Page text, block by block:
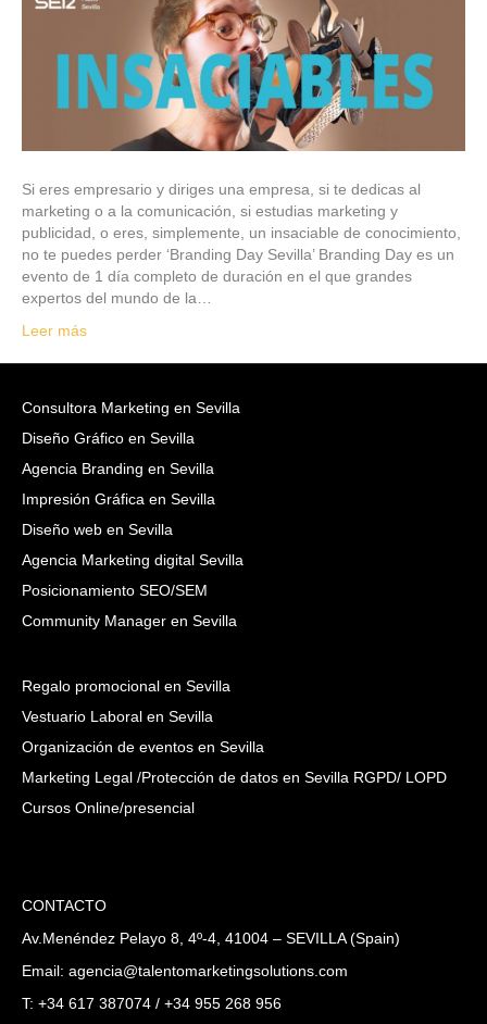
Si eres empresario y diriges una empresa, si te dedicas al
marketing o a la comunicación, si estudias marketing y
publicidad, o eres, simplemente, un insaciable de conocimiento,
no te puedes perder ‘Branding Day Sevilla’ Branding Day es un
evento de 1 día completo de duración en el que grandes
expertos del mundo de la…
Leer más
Consultora Marketing en Sevilla
Diseño Gráfico en Sevilla
Agencia Branding en Sevilla
Impresión Gráfica en Sevilla
Diseño web en Sevilla
Agencia Marketing digital Sevilla
Posicionamiento SEO/SEM
Community Manager en Sevilla
Regalo promocional en Sevilla
Vestuario Laboral en Sevilla
Organización de eventos en Sevilla
Marketing Legal /Protección de datos en Sevilla RGPD/ LOPD
Cursos Online/presencial
CONTACTO
Av.Menéndez Pelayo 8, 4º-4, 41004 – SEVILLA (Spain)
Email: agencia@talentomarketingsolutions.com
T: +34 617 387074 / +34 955 268 956